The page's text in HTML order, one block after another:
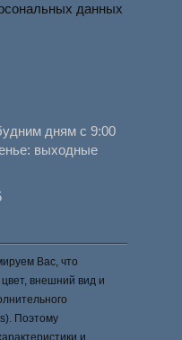
данных
дням с 9:00
выходные
Вас, что
внешний вид и
Поэтому
и